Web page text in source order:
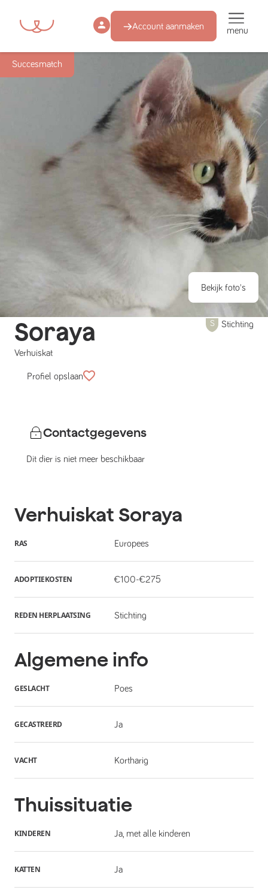
Account aanmaken menu
Succesmatch
Bekijk foto's
Soraya
Verhuiskat
Stichting
Profiel opslaan
Contactgegevens
Dit dier is niet meer beschikbaar
Verhuiskat Soraya
RAS Europees
ADOPTIEKOSTEN €100-€275
REDEN HERPLAATSING Stichting
Algemene info
GESLACHT Poes
GECASTREERD Ja
VACHT Kortharig
Thuissituatie
KINDEREN Ja, met alle kinderen
KATTEN Ja